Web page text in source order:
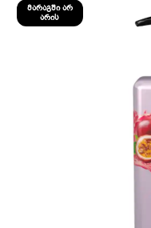
ᲛᲐᲠᲐᲒᲨᲘ ᲐᲠ
ᲐᲠᲘᲡ